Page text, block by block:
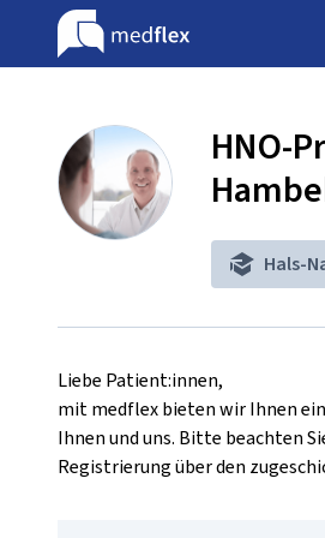
HNO-
Hals-
Liebe Patient:innen,
mit medflex bieten wir Ihnen
Ihnen und uns. Bitte beachten
Registrierung über den